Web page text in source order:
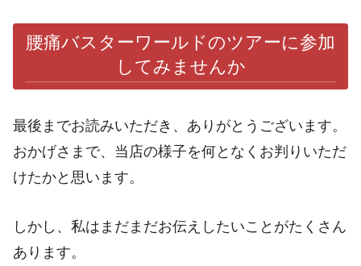
腰痛バスターワールドのツアーに参加
してみませんか
最後までお読みいただき、ありがとうございます。
おかげさまで、当店の様子を何となくお判りいただ
けたかと思います。
しかし、私はまだまだお伝えしたいことがたくさん
あります。